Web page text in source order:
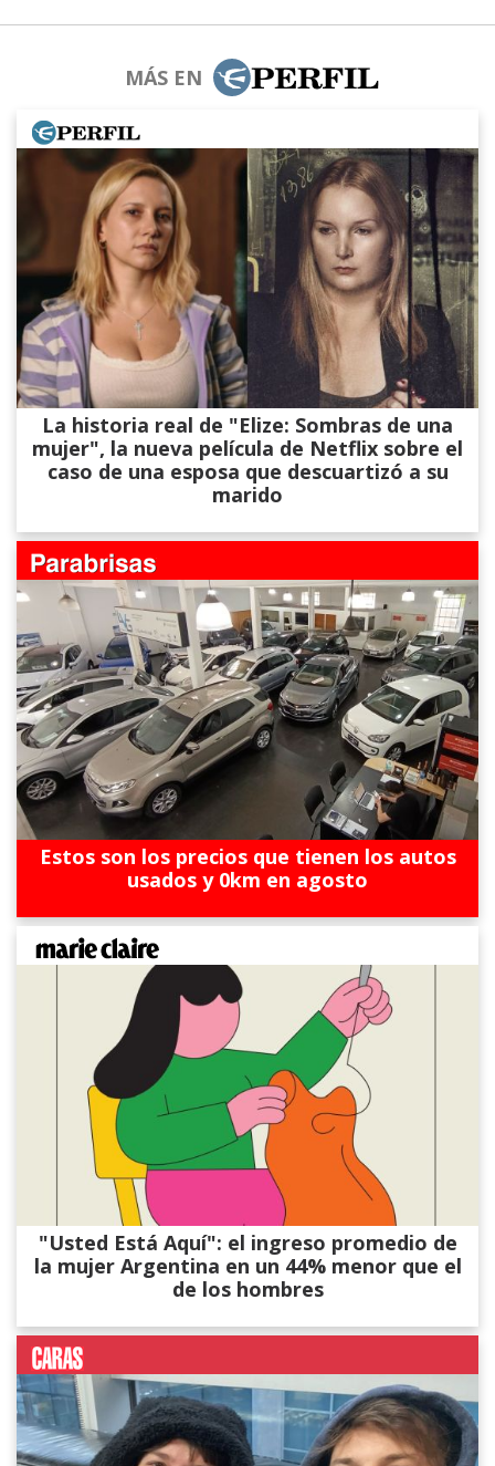
MÁS EN
La historia real de "Elize: Sombras de una
mujer", la nueva película de Netflix sobre el
caso de una esposa que descuartizó a su
marido
Estos son los precios que tienen los autos
usados y 0km en agosto
"Usted Está Aquí": el ingreso promedio de
la mujer Argentina en un 44% menor que el
de los hombres